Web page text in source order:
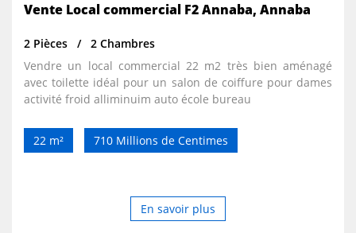
Vente Local commercial F2 Annaba, Annaba
2 Pièces
2 Chambres
Vendre un local commercial 22 m2 très bien aménagé
avec toilette idéal pour un salon de coiffure pour dames
activité froid alliminuim auto école bureau
22 m² 710 Millions de Centimes
En savoir plus